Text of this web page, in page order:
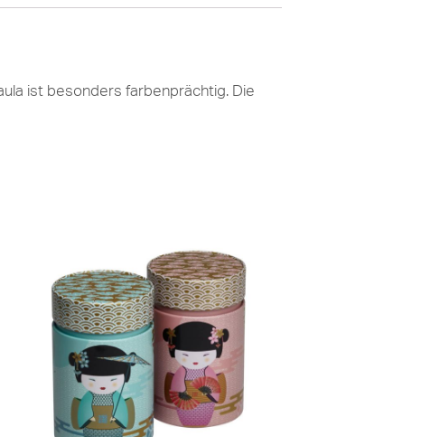
ist besonders farbenprächtig. Die